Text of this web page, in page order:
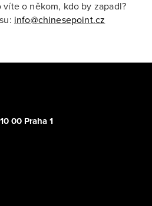
víte o někom, kdo by zapadl?
info@chinesepoint.cz
00 Praha 1